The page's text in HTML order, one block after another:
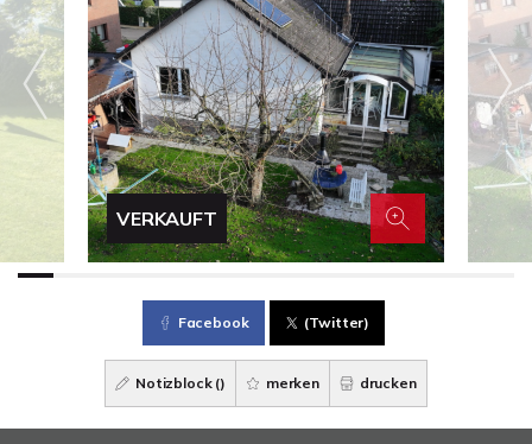
VERKAUFT
Facebook (Twitter)
Notizblock () merken drucken